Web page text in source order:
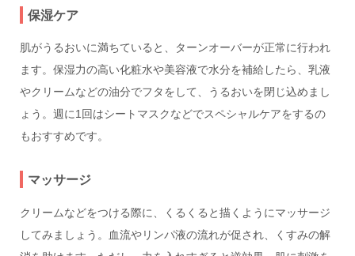
保湿ケア
肌がうるおいに満ちていると、ターンオーバーが正常に行われ
ます。保湿力の高い化粧水や美容液で水分を補給したら、乳液
やクリームなどの油分でフタをして、うるおいを閉じ込めまし
ょう。週に1回はシートマスクなどでスペシャルケアをするの
もおすすめです。
マッサージ
クリームなどをつける際に、くるくると描くようにマッサージ
してみましょう。血流やリンパ液の流れが促され、くすみの解